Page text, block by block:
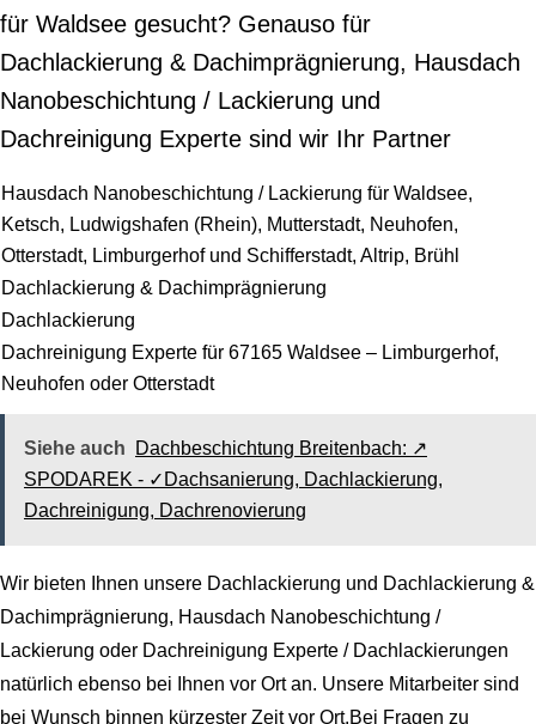
für Waldsee gesucht? Genauso für
Dachlackierung & Dachimprägnierung, Hausdach
Nanobeschichtung / Lackierung und
Dachreinigung Experte sind wir Ihr Partner
Hausdach Nanobeschichtung / Lackierung für Waldsee,
Ketsch, Ludwigshafen (Rhein), Mutterstadt, Neuhofen,
Otterstadt, Limburgerhof und Schifferstadt, Altrip, Brühl
Dachlackierung & Dachimprägnierung
Dachlackierung
Dachreinigung Experte für 67165 Waldsee – Limburgerhof,
Neuhofen oder Otterstadt
Siehe auch
Dachbeschichtung Breitenbach: ↗️
SPODAREK - ✓Dachsanierung, Dachlackierung,
Dachreinigung, Dachrenovierung
Wir bieten Ihnen unsere Dachlackierung und Dachlackierung &
Dachimprägnierung, Hausdach Nanobeschichtung /
Lackierung oder Dachreinigung Experte / Dachlackierungen
natürlich ebenso bei Ihnen vor Ort an. Unsere Mitarbeiter sind
bei Wunsch binnen kürzester Zeit vor Ort.Bei Fragen zu